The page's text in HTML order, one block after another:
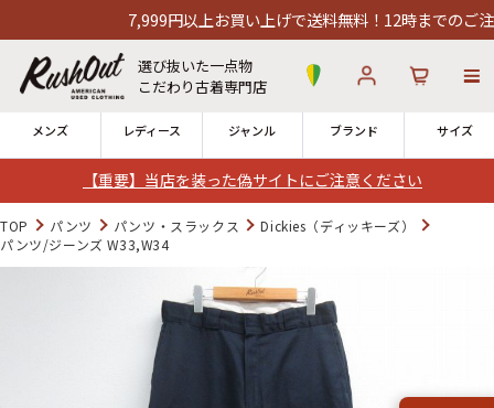
【重要】当店を装った偽サイトにご注意ください
7,999円以上お買い上げで送料無料！12時までのご注文は当
選び抜いた一点物
こだわり古着専門店
メンズ レディース ジャンル ブランド サイズ
ログイン
全国7店舗・公式通販の比較
12時までのご注文で当日出荷！
※対応不可：日祝、長期休暇、セール
TOP パンツ パンツ・スラックス
Dickies（ディッキーズ）
パンツ/ジーンズ W33,W34